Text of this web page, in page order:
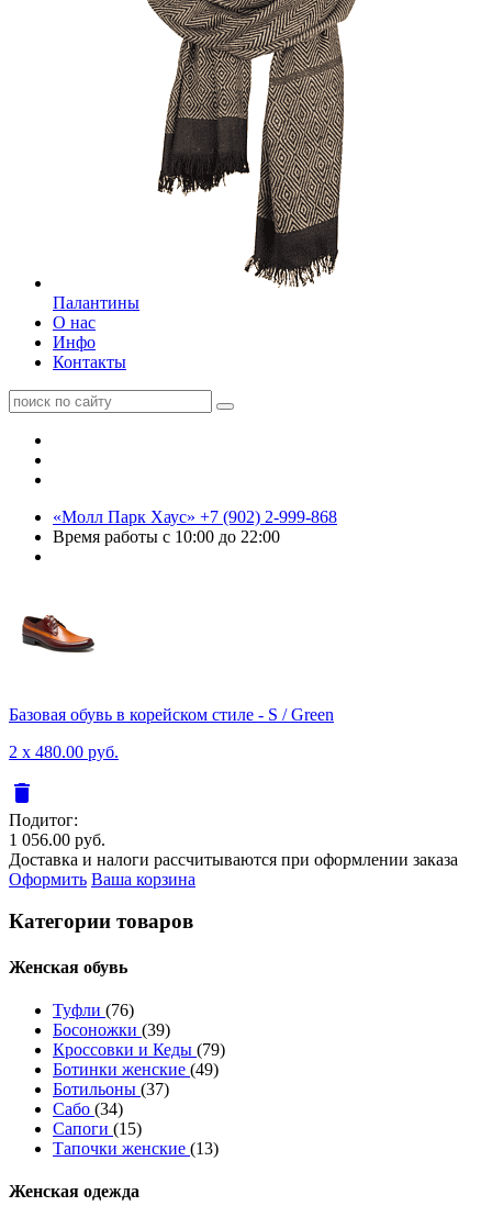
Палантины
О нас
Инфо
Контакты
«Молл Парк Хаус» +7 (902) 2-999-868
Время работы с 10:00 до 22:00
Базовая обувь в корейском стиле - S / Green
2 x 480.00 руб.
delete
Подитог:
1 056.00 руб.
Доставка и налоги рассчитываются при оформлении заказа
Оформить Ваша корзина
Категории товаров
Женcкая обувь
Туфли (76)
Босоножки (39)
Кроссовки и Кеды (79)
Ботинки женские (49)
Ботильоны (37)
Сабо (34)
Сапоги (15)
Тапочки женские (13)
Женская одежда